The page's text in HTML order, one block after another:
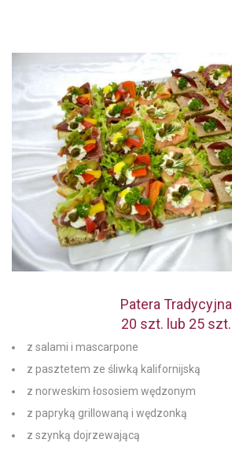
Patera Tradycyjna
20 szt. lub 25 szt.
z salami i mascarpone
z pasztetem ze śliwką kalifornijską
z norweskim łososiem wędzonym
z papryką grillowaną i wędzonką
z szynką dojrzewającą